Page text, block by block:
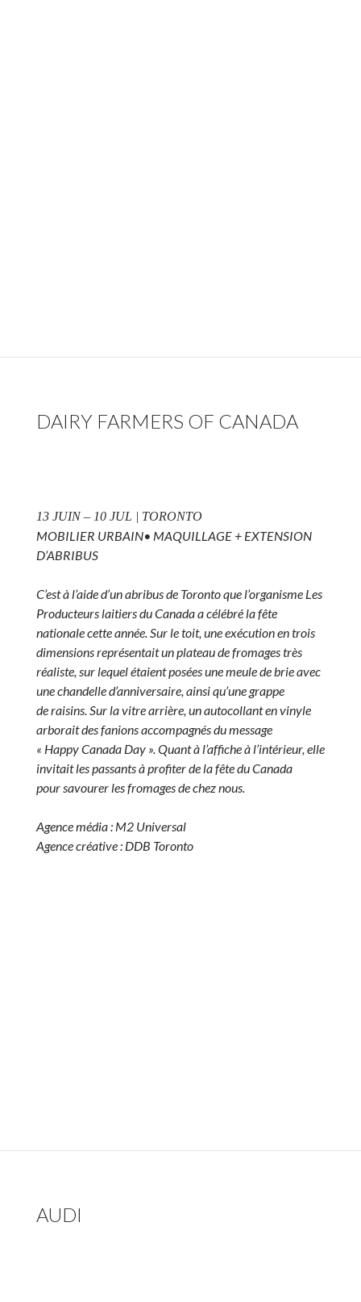
DAIRY FARMERS OF CANADA
13 JUIN – 10 JUL | TORONTO
MOBILIER URBAIN• MAQUILLAGE + EXTENSION
D’ABRIBUS
C’est à l’aide d’un abribus de Toronto que l’organisme Les
Producteurs laitiers du Canada a célébré la fête
nationale cette année. Sur le toit, une exécution en trois
dimensions représentait un plateau de fromages très
réaliste, sur lequel étaient posées une meule de brie avec
une chandelle d’anniversaire, ainsi qu’une grappe
de raisins. Sur la vitre arrière, un autocollant en vinyle
arborait des fanions accompagnés du message
« Happy Canada Day ». Quant à l’affiche à l’intérieur, elle
invitait les passants à profiter de la fête du Canada
pour savourer les fromages de chez nous.
Agence média : M2 Universal
Agence créative : DDB Toronto
AUDI